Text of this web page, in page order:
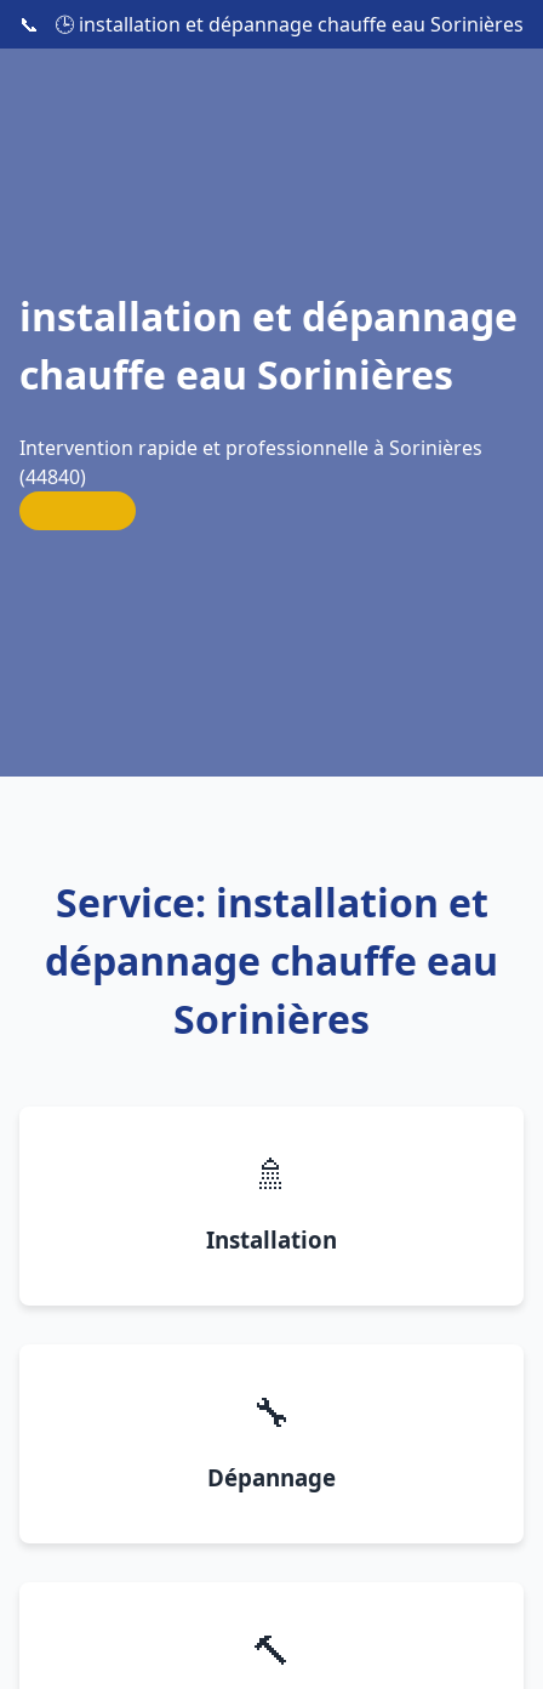
📞 🕒 installation et dépannage chauffe eau Sorinières
installation et dépannage
chauffe eau Sorinières
Intervention rapide et professionnelle à Sorinières
(44840)
Service: installation et
dépannage chauffe eau
Sorinières
🚿
Installation
🔧
Dépannage
🔨